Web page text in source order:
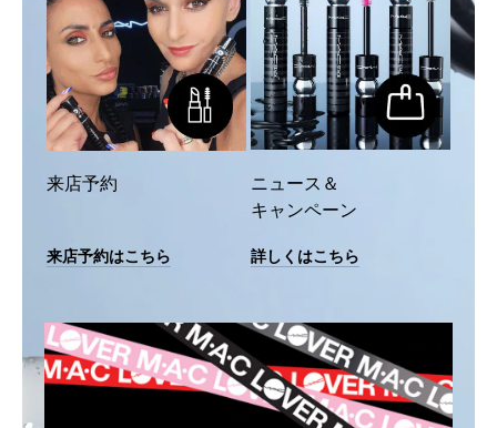
来店予約
来店予約はこちら
ニュース＆
キャンペーン
詳しくはこちら